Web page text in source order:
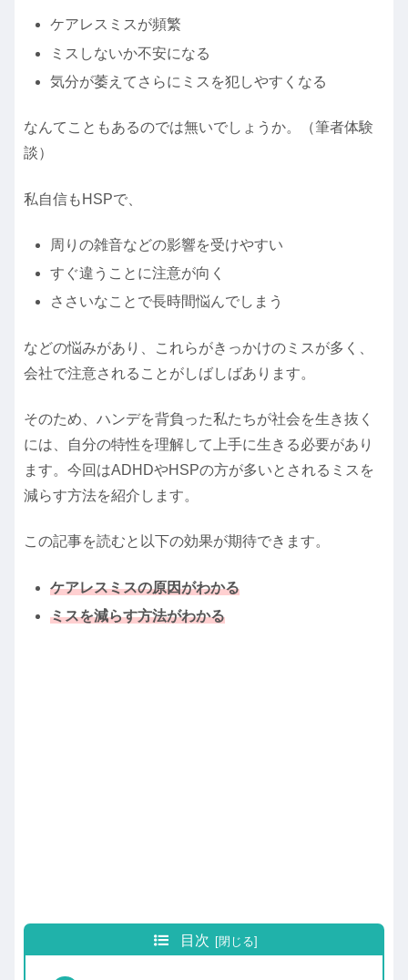
ケアレスミスが頻繁
ミスしないか不安になる
気分が萎えてさらにミスを犯しやすくなる
なんてこともあるのでは無いでしょうか。（筆者体験
談）
私自信もHSPで、
周りの雑音などの影響を受けやすい
すぐ違うことに注意が向く
ささいなことで長時間悩んでしまう
などの悩みがあり、これらがきっかけのミスが多く、
会社で注意されることがしばしばあります。
そのため、ハンデを背負った私たちが社会を生き抜く
には、自分の特性を理解して上手に生きる必要があり
ます。今回はADHDやHSPの方が多いとされるミスを
減らす方法を紹介します。
この記事を読むと以下の効果が期待できます。
ケアレスミスの原因がわかる
ミスを減らす方法がわかる
目次